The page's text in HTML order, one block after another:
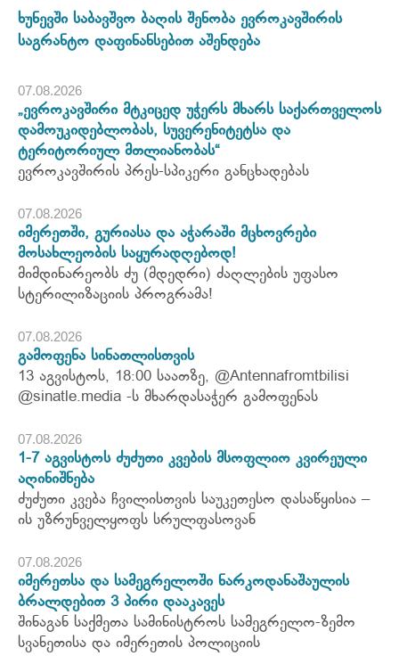
ხუნევში საბავშვო ბაღის შენობა ევროკავშირის
საგრანტო დაფინანსებით აშენდება
07.08.2026
„ევროკავშირი მტკიცედ უჭერს მხარს საქართველოს
დამოუკიდებლობას, სუვერენიტეტსა და
ტერიტორიულ მთლიანობას“
ევროკავშირის პრეს-სპიკერი განცხადებას
07.08.2026
იმერეთში, გურიასა და აჭარაში მცხოვრები
მოსახლეობის საყურადღებოდ!
მიმდინარეობს ძუ (მდედრი) ძაღლების უფასო
სტერილიზაციის პროგრამა!
07.08.2026
გამოფენა სინათლისთვის
13 აგვისტოს, 18:00 საათზე, @Antennafromtbilisi
@sinatle.media -ს მხარდასაჭერ გამოფენას
07.08.2026
1-7 აგვისტოს ძუძუთი კვების მსოფლიო კვირეული
აღინიშნება
ძუძუთი კვება ჩვილისთვის საუკეთესო დასაწყისია –
ის უზრუნველყოფს სრულფასოვან
07.08.2026
იმერეთსა და სამეგრელოში ნარკოდანაშაულის
ბრალდებით 3 პირი დააკავეს
შინაგან საქმეთა სამინისტროს სამეგრელო-ზემო
სვანეთისა და იმერეთის პოლიციის